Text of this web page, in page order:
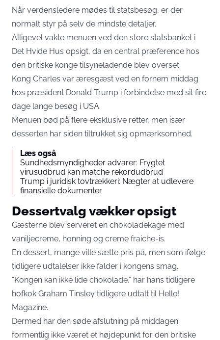
Når verdensledere mødes til statsbesøg, er der
normalt styr på selv de mindste detaljer.
Alligevel vakte menuen ved den store statsbanket i
Det Hvide Hus opsigt, da en central præference hos
den britiske konge tilsyneladende blev overset.
Kong Charles var æresgæst ved en fornem middag
hos præsident Donald Trump i forbindelse med sit fire
dage lange besøg i USA.
Menuen bød på flere eksklusive retter, men især
desserten har siden tiltrukket sig opmærksomhed.
Læs også
Sundhedsmyndigheder advarer: Frygtet
virusudbrud kan matche rekordudbrud
Trump i juridisk tovtrækkeri: Nægter at udlevere
finansielle dokumenter
Dessertvalg vækker opsigt
Gæsterne blev serveret en chokoladekage med
vaniljecreme, honning og creme fraiche-is.
En dessert, mange ville sætte pris på, men som ifølge
tidligere udtalelser ikke falder i kongens smag.
“Kongen kan ikke lide chokolade,” har hans tidligere
hofkok Graham Tinsley tidligere udtalt til Hello!
Magazine.
Dermed har den søde afslutning på middagen
formentlig ikke været et højdepunkt for den britiske